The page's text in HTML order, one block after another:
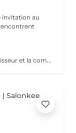
invitation au
Les prix peuvent varier selon longueurs, épaisseur et la complexité du travail.